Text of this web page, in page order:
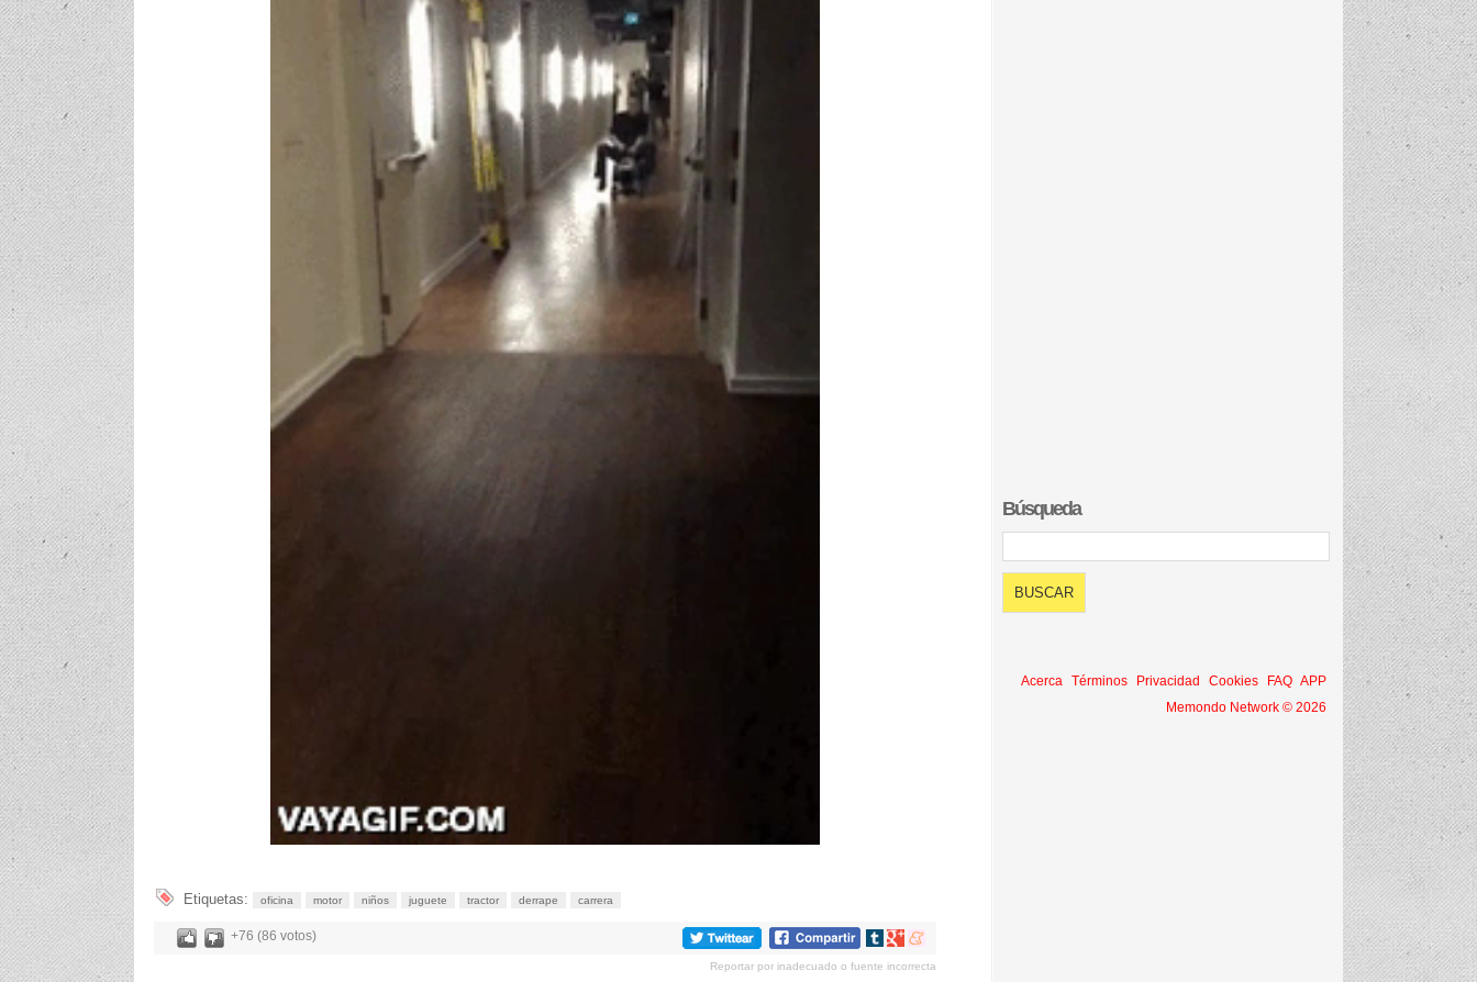
Etiquetas: oficina motor niños juguete tractor derrape carrera
+76 (86 votos)
Compartir
tumblr
Compartir
Google+
Compartir
meneame
Reportar por inadecuado o fuente incorrecta
Búsqueda
Acerca Términos Privacidad Cookies FAQ APP
Memondo Network © 2026